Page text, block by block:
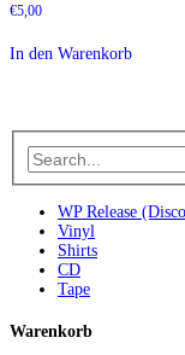
€5,00
In den Warenkorb
WP Release
Vinyl
Shirts
CD
Tape
Warenkorb